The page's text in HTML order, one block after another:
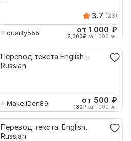
3.7 (23)
quarty555 от 1 000 ₽
2,000₽ за 1 000 зн.
Перевод текста English -
Russian
MakeiiDen89 от 500 ₽
130₽ за 1 000 зн.
Перевод текста: English,
Russian